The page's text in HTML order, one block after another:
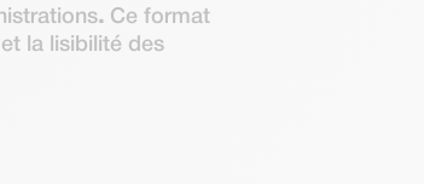
. Ce format
la lisibilité des